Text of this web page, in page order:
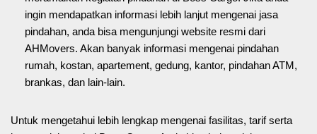
ingin mendapatkan informasi lebih lanjut mengenai jasa
pindahan, anda bisa mengunjungi website resmi dari
AHMovers. Akan banyak informasi mengenai pindahan
rumah, kostan, apartement, gedung, kantor, pindahan ATM,
brankas, dan lain-lain.
Untuk mengetahui lebih lengkap mengenai fasilitas, tarif serta